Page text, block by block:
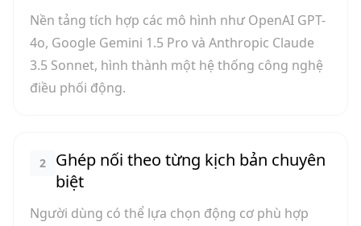
Nền tảng tích hợp các mô hình như OpenAI GPT-
4o, Google Gemini 1.5 Pro và Anthropic Claude
3.5 Sonnet, hình thành một hệ thống công nghệ
điều phối động.
2
Ghép nối theo từng kịch bản chuyên
biệt
Người dùng có thể lựa chọn động cơ phù hợp